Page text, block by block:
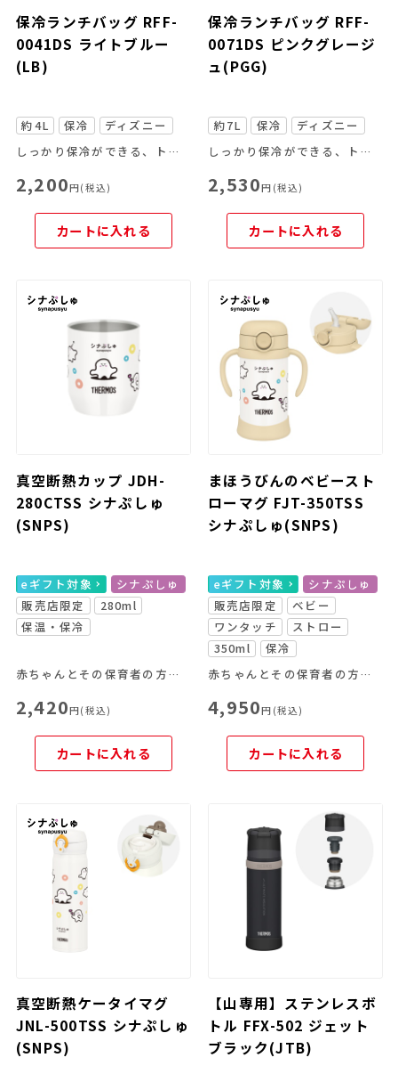
保冷ランチバッグ RFF-
0041DS ライトブルー
(LB)
約4L 保冷
ディズニー
しっかり保冷ができる、トートバッグタイプのランチバッグ
2,200円(税込)
カートに入れる
保冷ランチバッグ RFF-
0071DS ピンクグレージ
ュ(PGG)
約7L 保冷
ディズニー
しっかり保冷ができる、トートバッグタイプのランチバッグ
2,530円(税込)
カートに入れる
真空断熱カップ JDH-
280CTSS シナぷしゅ
(SNPS)
eギフト対象
シナぷしゅ
販売店限定
280ml
保温・保冷
赤ちゃんとその保育者の方の日常を楽しいデザインでサポートする、販売店限定アイテムです。
2,420円(税込)
カートに入れる
まほうびんのベビースト
ローマグ FJT-350TSS
シナぷしゅ(SNPS)
eギフト対象
シナぷしゅ
販売店限定
ベビー
ワンタッチ
ストロー
350ml
保冷
赤ちゃんとその保育者の方の日常を楽しいデザインでサポートする、販売店限定アイテムです。
4,950円(税込)
カートに入れる
真空断熱ケータイマグ
JNL-500TSS シナぷしゅ
(SNPS)
【山専用】ステンレスボ
トル FFX-502 ジェット
ブラック(JTB)